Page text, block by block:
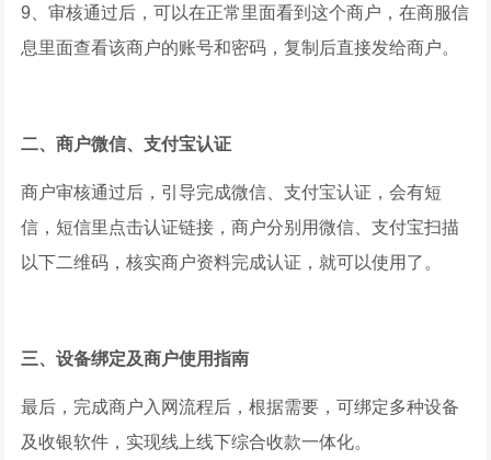
9、审核通过后，可以在正常里面看到这个商户，在商服信
息里面查看该商户的账号和密码，复制后直接发给商户。
二、商户微信、支付宝认证
商户审核通过后，引导完成微信、支付宝认证，会有短
信，短信里点击认证链接，商户分别用微信、支付宝扫描
以下二维码，核实商户资料完成认证，就可以使用了。
三、设备绑定及商户使用指南
最后，完成商户入网流程后，根据需要，可绑定多种设备
及收银软件，实现线上线下综合收款一体化。